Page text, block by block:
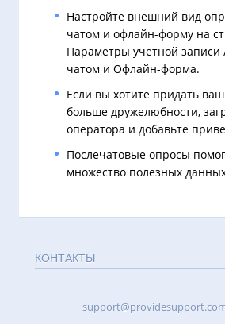
Настройте внешний вид
чатом и офлайн-форму на
Параметры учётной
чатом и Офлайн-форма.
Если вы хотите придать
больше дружелюбности,
оператора и добавьте
Послечатовые опросы
множество полезных
КОНТАКТЫ